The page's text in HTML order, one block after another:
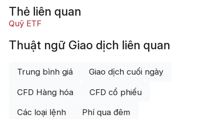
Thẻ liên quan
Quỹ ETF
Thuật ngữ Giao dịch liên quan
Trung bình giá Giao dịch cuối ngày
CFD Hàng hóa CFD cổ phiếu
Các loại lệnh Phí qua đêm